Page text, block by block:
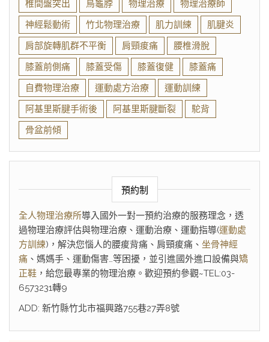
椎間盤突出 烏龜脖 物理治療
物理治療師
神經鬆動術
竹北物理治療 肌力訓練
肌腱炎
肩部旋轉肌群不平衡
肩頸痠痛
腰椎滑脫
膝蓋前側痛
膝蓋受傷 膝蓋復健
膝蓋痛
自費物理治療
運動處方治療
運動訓練
阿基里斯腱手術後
阿基里斯腱斷裂
駝背
骨盆前傾
預約制
全人物理治療所導入國外一對一預約治療的服務理念，透
過物理治療評估與物理治療、運動治療、運動指導(運動處
方訓練)，解決您惱人的腰痠背痛、肩頸痠痛、 坐骨神經
痛 、媽媽手、運動傷害…等困擾，並引進國外進口設備與矯
正鞋 ，給您最專業的物理治療。歡迎預約參觀~TEL:03-
6573231轉9
ADD: 新竹縣竹北市福興路755巷27弄8號